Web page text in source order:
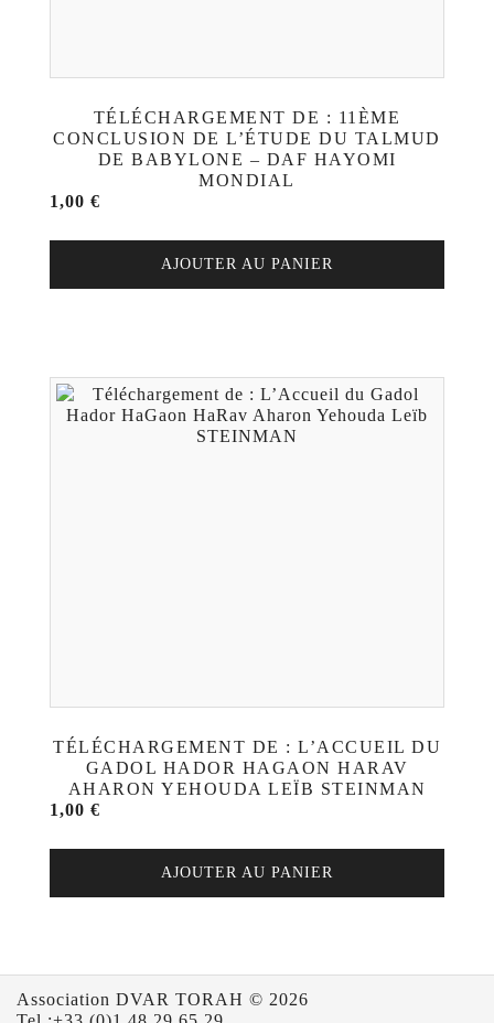
TÉLÉCHARGEMENT DE : 11ÈME
CONCLUSION DE L’ÉTUDE DU TALMUD
DE BABYLONE – DAF HAYOMI
MONDIAL
1,00 €
AJOUTER AU PANIER
TÉLÉCHARGEMENT DE : L’ACCUEIL DU
GADOL HADOR HAGAON HARAV
AHARON YEHOUDA LEÏB STEINMAN
1,00 €
AJOUTER AU PANIER
Association DVAR TORAH © 2026